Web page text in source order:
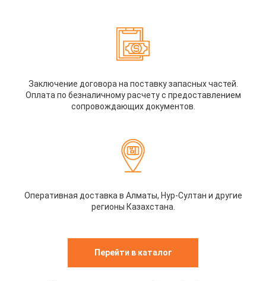
Заключение договора на поставку запасных частей.
Оплата по безналичному расчету с предоставлением
сопровождающих документов.
Оперативная доставка в Алматы, Нур-Султан и другие
регионы Казахстана.
Перейти в каталог